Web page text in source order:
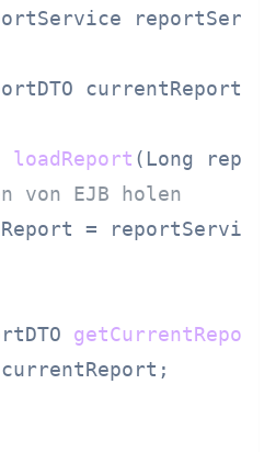
currentReport;
loadReport (Long
von EJB holen
=
getCurrentReport
currentReport;